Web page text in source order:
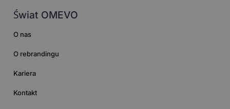
Świat OMEVO
O nas
O rebrandingu
Kariera
Kontakt